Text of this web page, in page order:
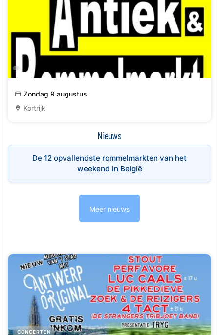
Antiek & Rommelmarkt te Kortrijk
Zondag 9 augustus
Kortrijk
Nieuws
De 12 opvallendste rommelmarkten van het
weekend in België
Meer nieuws
CONCERTEN